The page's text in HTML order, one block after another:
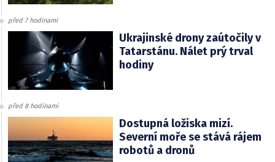
před 7 hodinami
Ukrajinské drony zaútočily v
Tatarstánu. Nálet prý trval
hodiny
před 8 hodinami
Dostupná ložiska mizí.
Severní moře se stává rájem
robotů a dronů